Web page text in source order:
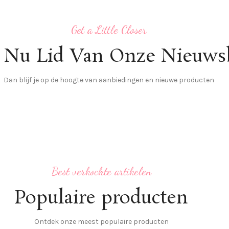
Get a Little Closer
Lid Van Onze
Dan blijf je op de hoogte van aanbiedingen en nieuwe producten
Best verkochte artikelen
Populaire producten
Ontdek onze meest populaire producten